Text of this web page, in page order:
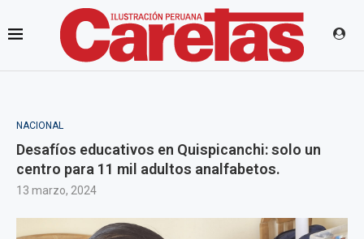
NACIONAL
Desafíos educativos en Quispicanchi: solo un
centro para 11 mil adultos analfabetos.
13 marzo, 2024